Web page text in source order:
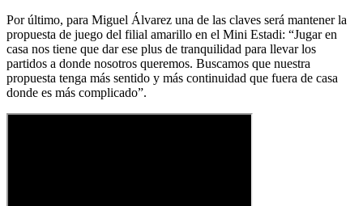
Por último, para Miguel Álvarez una de las claves será mantener la
propuesta de juego del filial amarillo en el Mini Estadi: “Jugar en
casa nos tiene que dar ese plus de tranquilidad para llevar los
partidos a donde nosotros queremos. Buscamos que nuestra
propuesta tenga más sentido y más continuidad que fuera de casa
donde es más complicado”.